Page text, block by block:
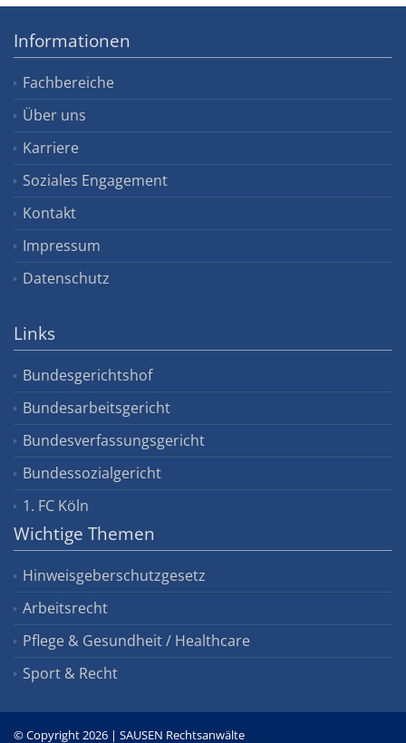
Informationen
Fachbereiche
Über uns
Karriere
Soziales Engagement
Kontakt
Impressum
Datenschutz
Links
Bundesgerichtshof
Bundesarbeitsgericht
Bundesverfassungsgericht
Bundessozialgericht
1. FC Köln
Wichtige Themen
Hinweisgeberschutzgesetz
Arbeitsrecht
Pflege & Gesundheit / Healthcare
Sport & Recht
© Copyright 2026 | SAUSEN Rechtsanwälte